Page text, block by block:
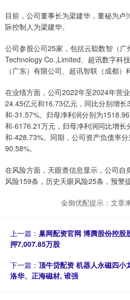
目前，公司董事长为梁建华，董秘为
际控制人为梁建华。
公司参股公司25家，包括云聪数智（
Technology Co.,Limited、超讯数字科
（广东）有限公司、超讯智联（成都）
在业绩方面，公司2022年至2024年营
24.45亿元和16.73亿元，同比分别增长
和-31.57%。归母净利润分别为
和-6176.21万元，归母净利润同比增
和-428.73%。同期，公司资产负债率
90.58%。
在风险方面，天眼查信息显示，公司自
风险159条，历史天眼风险25条，预警
金御优配提示：文章
上一篇： 巢网配资官网 博腾股份控股
押7,007.85万股
下一篇： 顶牛贷配资 机器人永磁四小
洛华、正海磁材, 谁强